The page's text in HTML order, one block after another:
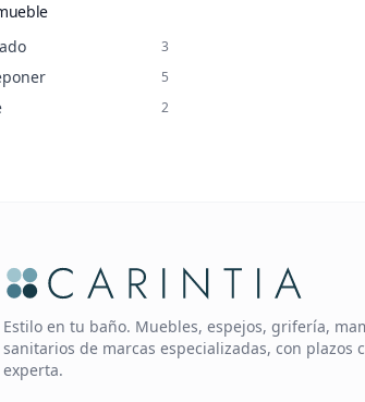
3
5
2
Estilo en tu baño. Muebles, espejos, grifería,
sanitarios de marcas especializadas, con plazos
experta.